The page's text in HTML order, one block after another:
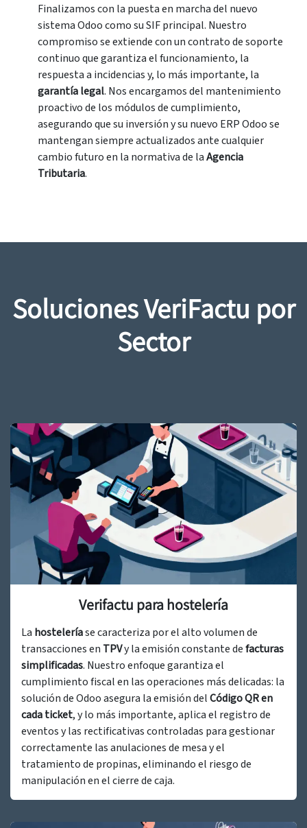
Finalizamos con la puesta en marcha del nuevo
sistema Odoo como su SIF principal. Nuestro
compromiso se extiende con un contrato de soporte
continuo que garantiza el funcionamiento, la
respuesta a incidencias y, lo más importante, la
garantía legal. Nos encargamos del mantenimiento
proactivo de los módulos de cumplimiento,
asegurando que su inversión y su nuevo ERP Odoo se
mantengan siempre actualizados ante cualquier
cambio futuro en la normativa de laAgencia
Tributaria.
Soluciones VeriFactu por
Sector
Verifactu para hostelería
La hosteleríase caracteriza por el alto volumen de
transacciones en TPVy la emisión constante defacturas
simplificadas. Nuestro enfoque garantiza el
cumplimiento fiscal en las operaciones más delicadas: la
solución de Odoo asegura la emisión delCódigo QR en
cada ticket, y lo más importante, aplica el registro de
eventos y las rectificativas controladas para gestionar
correctamente las anulaciones de mesa y el
tratamiento de propinas, eliminando el riesgo de
manipulación en el cierre de caja.